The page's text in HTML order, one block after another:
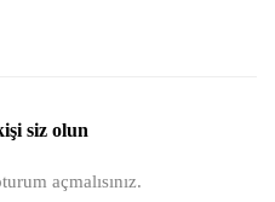
siz olun
açmalısınız.